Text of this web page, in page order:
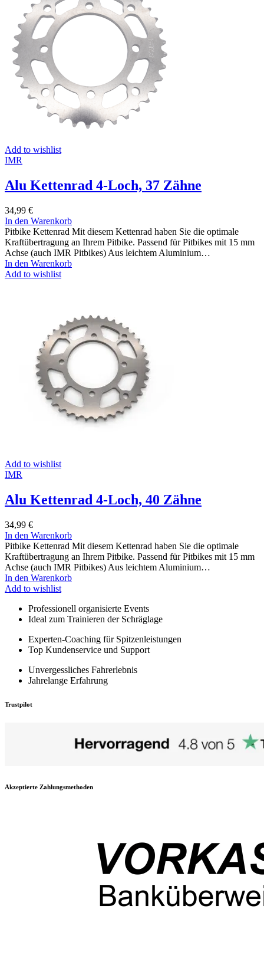
Add to wishlist
IMR
Alu Kettenrad 4-Loch, 37 Zähne
34,99 €
In den Warenkorb
Pitbike Kettenrad Mit diesem Kettenrad haben Sie die optimale
Kraftübertragung an Ihrem Pitbike. Passend für Pitbikes mit 15 mm
Achse (auch IMR Pitbikes) Aus leichtem Aluminium…
In den Warenkorb
Add to wishlist
Add to wishlist
IMR
Alu Kettenrad 4-Loch, 40 Zähne
34,99 €
In den Warenkorb
Pitbike Kettenrad Mit diesem Kettenrad haben Sie die optimale
Kraftübertragung an Ihrem Pitbike. Passend für Pitbikes mit 15 mm
Achse (auch IMR Pitbikes) Aus leichtem Aluminium…
In den Warenkorb
Add to wishlist
Professionell organisierte Events
Ideal zum Trainieren der Schräglage
Experten-Coaching für Spitzenleistungen
Top Kundenservice und Support
Unvergessliches Fahrerlebnis
Jahrelange Erfahrung
Trustpilot
Akzeptierte Zahlungsmethoden